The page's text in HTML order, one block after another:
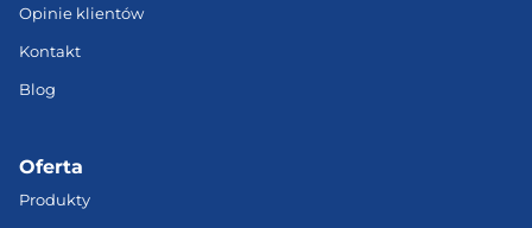
Opinie klientów
Kontakt
Blog
Oferta
Produkty